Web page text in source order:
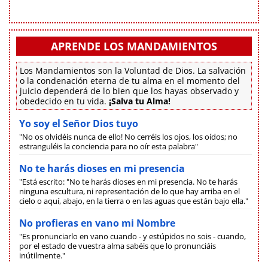
APRENDE LOS MANDAMIENTOS
Los Mandamientos son la Voluntad de Dios. La salvación
o la condenación eterna de tu alma en el momento del
juicio dependerá de lo bien que los hayas observado y
obedecido en tu vida. ¡Salva tu Alma!
Yo soy el Señor Dios tuyo
"No os olvidéis nunca de ello! No cerréis los ojos, los oídos; no
estranguléis la conciencia para no oír esta palabra"
No te harás dioses en mi presencia
"Está escrito: "No te harás dioses en mi presencia. No te harás
ninguna escultura, ni representación de lo que hay arriba en el
cielo o aquí, abajo, en la tierra o en las aguas que están bajo ella."
No profieras en vano mi Nombre
"Es pronunciarlo en vano cuando - y estúpidos no sois - cuando,
por el estado de vuestra alma sabéis que lo pronunciáis
inútilmente."